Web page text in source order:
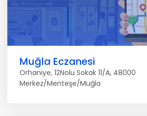
Muğla Eczanesi
Orhaniye, 12Nolu Sokak 11/A, 48000
Merkez/Menteşe/Muğla